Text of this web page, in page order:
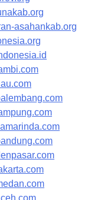
asahankab.org